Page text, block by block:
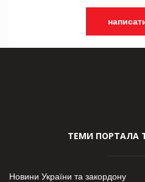
ТЕМИ ПОРТАЛА
Новини України та закордону